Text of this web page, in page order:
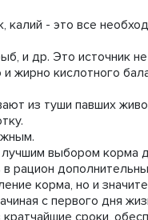
- это все
и др. Это источник
жирно кислотного
из туши павших
выбором корма
рацион
корма, но и
с первого дня
сроки,